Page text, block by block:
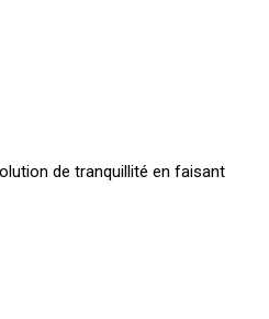
de tranquillité en faisant